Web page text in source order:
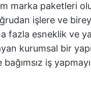
marka paketleri
işlere ve
fazla esneklik ve
kurumsal bir
iş